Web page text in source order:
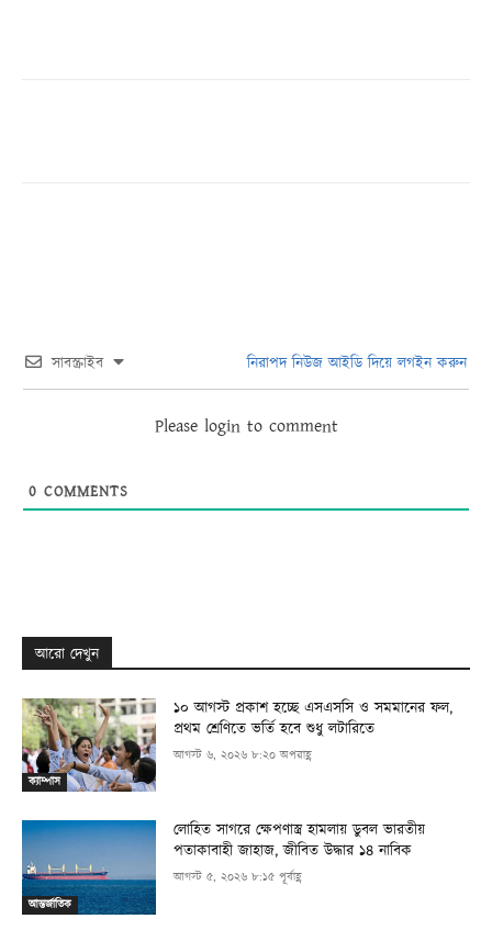
সাবস্ক্রাইব নিরাপদ নিউজ আইডি দিয়ে লগইন করুন
Please login to comment
0 COMMENTS
আরো দেখুন
ক্যাম্পাস
১০ আগস্ট প্রকাশ হচ্ছে এসএসসি ও সমমানের ফল,
প্রথম শ্রেণিতে ভর্তি হবে শুধু লটারিতে
আগস্ট ৬, ২০২৬ ৮:২০ অপরাহ্ণ
আন্তর্জাতিক
লোহিত সাগরে ক্ষেপণাস্ত্র হামলায় ডুবল ভারতীয়
পতাকাবাহী জাহাজ, জীবিত উদ্ধার ১৪ নাবিক
আগস্ট ৫, ২০২৬ ৮:১৫ পূর্বাহ্ণ